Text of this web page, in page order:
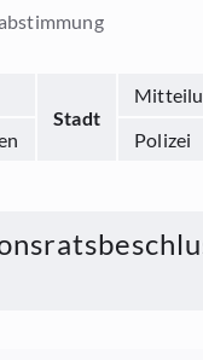
Stadt
Polizei